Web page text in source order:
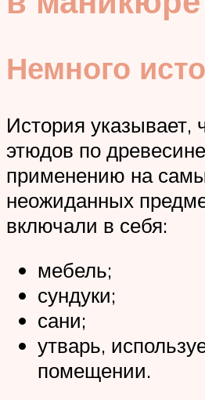
Немного
История указывает,
этюдов по
применению на
неожиданных
включали в себя:
мебель;
сундуки;
сани;
утварь,
помещении.